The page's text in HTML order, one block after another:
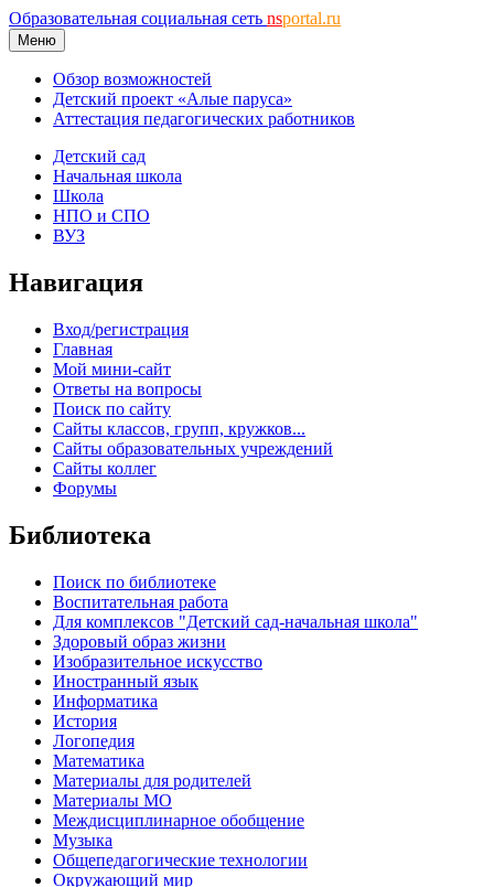
Образовательная социальная сеть nsportal.ru
Меню
Обзор возможностей
Детский проект «Алые паруса»
Аттестация педагогических работников
Детский сад
Начальная школа
Школа
НПО и СПО
ВУЗ
Навигация
Вход/регистрация
Главная
Мой мини-сайт
Ответы на вопросы
Поиск по сайту
Сайты классов, групп, кружков...
Сайты образовательных учреждений
Сайты коллег
Форумы
Библиотека
Поиск по библиотеке
Воспитательная работа
Для комплексов "Детский сад-начальная школа"
Здоровый образ жизни
Изобразительное искусство
Иностранный язык
Информатика
История
Логопедия
Математика
Материалы для родителей
Материалы МО
Междисциплинарное обобщение
Музыка
Общепедагогические технологии
Окружающий мир